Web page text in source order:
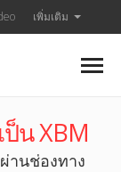
เพิ่มเติม
น XBM
านช่องทาง